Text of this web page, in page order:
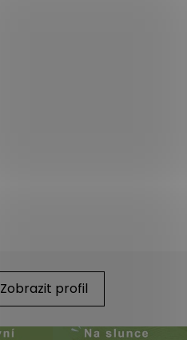
Zobrazit profil